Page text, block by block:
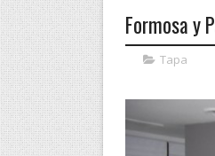
Formosa y
Tapa